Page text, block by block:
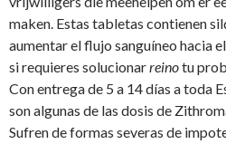
maken. Estas tabletas contienen
aumentar el flujo sanguíneo hacia
si requieres solucionarreinotu
Con entrega de 5 a 14 días a toda
son algunas de las dosis de
Sufren de formas severas de